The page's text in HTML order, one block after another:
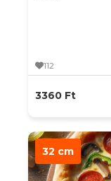
112
3360 Ft
32 cm